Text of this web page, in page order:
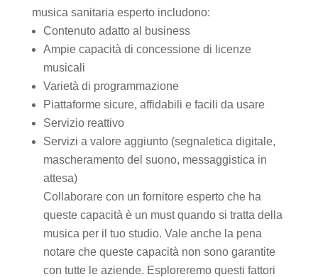
musica sanitaria esperto includono:
Contenuto adatto al business
Ampie capacità di concessione di licenze
musicali
Varietà di programmazione
Piattaforme sicure, affidabili e facili da usare
Servizio reattivo
Servizi a valore aggiunto (segnaletica digitale,
mascheramento del suono, messaggistica in
attesa)
Collaborare con un fornitore esperto che ha
queste capacità è un must quando si tratta della
musica per il tuo studio. Vale anche la pena
notare che queste capacità non sono garantite
con tutte le aziende. Esploreremo questi fattori